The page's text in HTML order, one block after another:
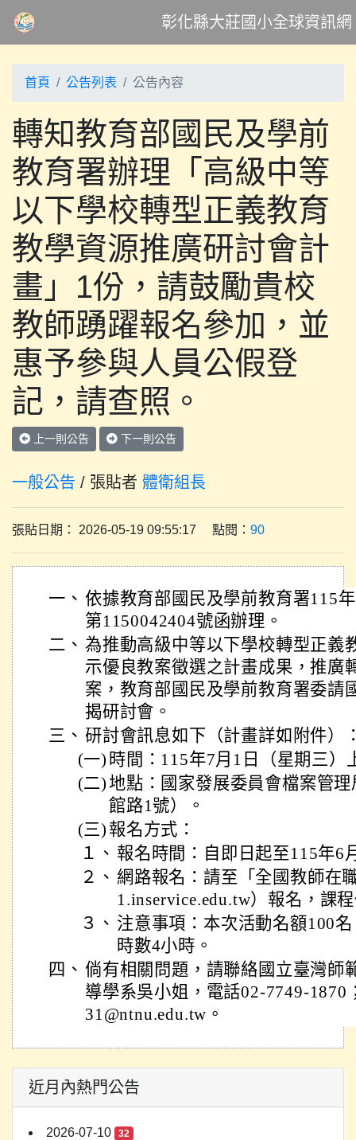
彰化縣大莊國小全球資訊網
首頁 公告列表 公告內容
轉知教育部國民及學前
教育署辦理「高級中等
以下學校轉型正義教育
教學資源推廣研討會計
畫」1份，請鼓勵貴校
教師踴躍報名參加，並
惠予參與人員公假登
記，請查照。
上一則公告 下一則公告
一般公告 / 張貼者 體衛組長
張貼日期： 2026-05-19 09:55:17 點閱： 90
一、 依據教育部國民及學前教育署115
第1150042404號函辦理。
二、 為推動高級中等以下學校轉型正義
示優良教案徵選之計畫成果，推廣
案，教育部國民及學前教育署委請
揭研討會。
三、 研討會訊息如下（計畫詳如附件）
(一) 時間：115年7月1日（星期三）
(二)地點：國家發展委員會檔案管
館路1號）。
(三) 報名方式：
１、 報名時間：自即日起至115年6
２、 網路報名：請至「全國教師在
1.inservice.edu.tw）報名，課
３、 注意事項：本次活動名額100
時數4小時。
四、 倘有相關問題，請聯絡國立臺灣師
導學系吳小姐，電話02-7749-1870
31@ntnu.edu.tw。
近月內熱門公告
2026-07-10 32